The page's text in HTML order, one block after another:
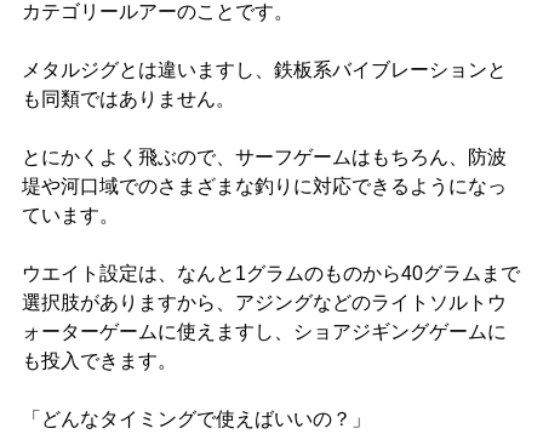
カテゴリールアーのことです。
メタルジグとは違いますし、鉄板系バイブレーションと
も同類ではありません。
とにかくよく飛ぶので、サーフゲームはもちろん、防波
堤や河口域でのさまざまな釣りに対応できるようになっ
ています。
ウエイト設定は、なんと1グラムのものから40グラムまで
選択肢がありますから、アジングなどのライトソルトウ
ォーターゲームに使えますし、ショアジギングゲームに
も投入できます。
「どんなタイミングで使えばいいの？」